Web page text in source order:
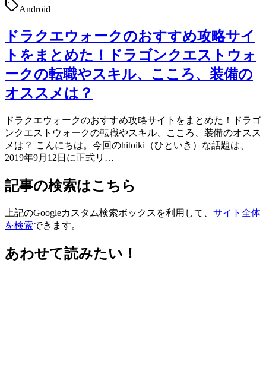
Android
ドラクエウォークのおすすめ攻略サイ
トをまとめた！ドラゴンクエストウォ
ークの転職やスキル、こころ、装備の
オススメは？
ドラクエウォークのおすすめ攻略サイトをまとめた！ドラゴ
ンクエストウォークの転職やスキル、こころ、装備のオスス
メは？ こんにちは。今回のhitoiki（ひといき）な話題は、
2019年9月12日に正式リ…
記事の検索はこちら
上記のGoogleカスタム検索ボックスを利用して、 サイト全体
を検索できます。
あわせて読みたい！